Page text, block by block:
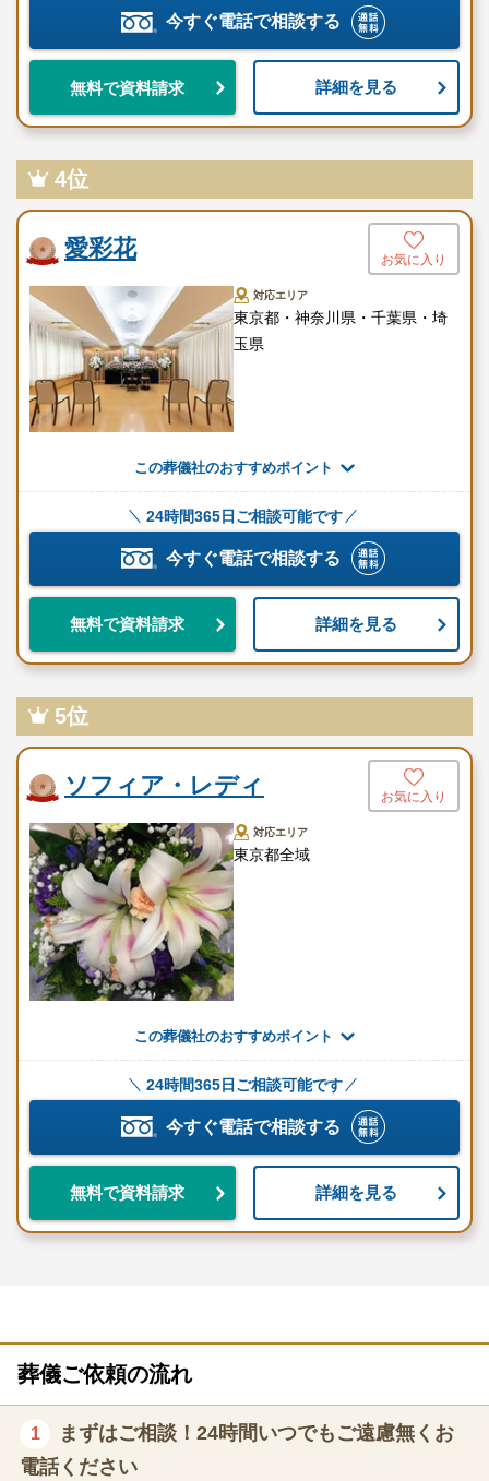
今すぐ電話で相談する
無料で資料請求 詳細を見る
4位
愛彩花 お気に入り
対応エリア
東京都・神奈川県・千葉県・埼
玉県
この葬儀社のおすすめポイント
24時間365日ご相談可能です
今すぐ電話で相談する
無料で資料請求 詳細を見る
5位
ソフィア・レディ お気に入り
対応エリア
東京都全域
この葬儀社のおすすめポイント
24時間365日ご相談可能です
今すぐ電話で相談する
無料で資料請求 詳細を見る
葬儀ご依頼の流れ
1
まずはご相談！24時間いつでもご遠慮無くお
電話ください